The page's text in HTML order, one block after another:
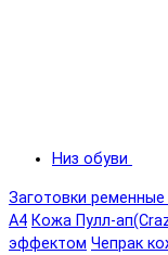
Низ обуви
Заготовки ременные
А4 Кожа Пулл-
эффектом Чепрак